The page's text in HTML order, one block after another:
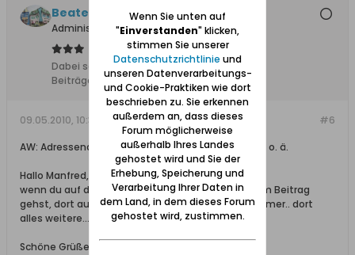
Beate
Administratorin
Dabei seit:
11.02.2008
Beiträge:
4853
#6
09.05.2010, 10:39
AW: Adressenangabe &quot;Hinter Schidlitz&quot; o. ä.
Hallo Manfred,
wenn du auf den Button "Antworten" unter deinem Beitrag
gehst, dort auf "erweitert", siehst du die Büroklammer.. dort
alles weitere..., dann solllte es klappen.
Schöne Grüße Beate
Wenn Sie unten auf
"Einverstanden" klicken,
stimmen Sie unserer
Datenschutzrichtlinie und
unseren Datenverarbeitungs-
und Cookie-Praktiken wie dort
beschrieben zu. Sie erkennen
außerdem an, dass dieses
Forum möglicherweise
außerhalb Ihres Landes
gehostet wird und Sie der
Erhebung, Speicherung und
Verarbeitung Ihrer Daten in
dem Land, in dem dieses Forum
gehostet wird, zustimmen.